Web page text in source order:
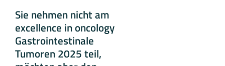
Sie nehmen nicht am
excellence in oncology
Gastrointestinale
Tumoren 2025 teil,